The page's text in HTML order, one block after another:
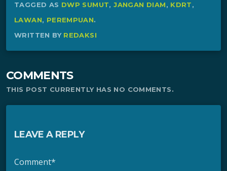
TAGGED AS DWP SUMUT,JANGAN DIAM, KDRT,
LAWAN, PEREMPUAN.
WRITTEN BY REDAKSI
COMMENTS
THIS POST CURRENTLY HAS NO COMMENTS.
LEAVE A REPLY
Comment*